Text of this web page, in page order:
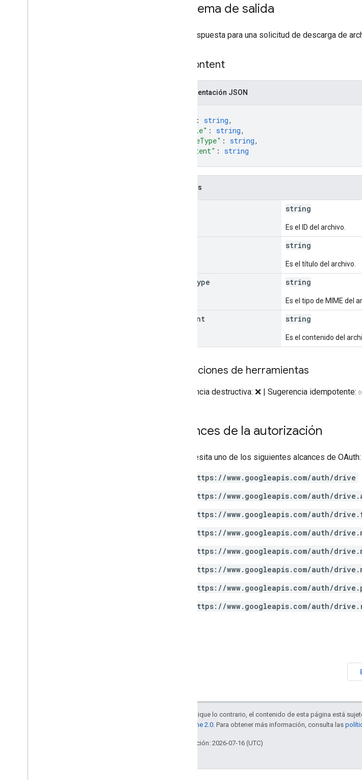
Esquema de salida
Es la respuesta para una solicitud de descarga de
Content
Representación JSON
: string,
"title" : string,
"mimeType" : string,
"content" : string
Campos
string
Es el ID del archivo.
string
Es el título del archivo.
Type string
Es el tipo de MIME del
content string
Es el contenido del
Anotaciones de herramientas
Sugerencia destructiva: ❌ | Sugerencia
Alcances de la autorización
Se necesita uno de los siguientes alcances de OAuth:
https://www.googleapis.com/auth/drive
https://www.googleapis.com/auth/
https://www.googleapis.com/auth/
https://www.googleapis.com/auth/
https://www.googleapis.com/auth/
https://www.googleapis.com/auth/
https://www.googleapis.com/auth/
https://www.googleapis.com/auth/
Salvo que se indique lo contrario, el contenido de esta página está
licencia Apache 2.0 . Para obtener más información, consulta las
Última actualización: 2026-07-16 (UTC)